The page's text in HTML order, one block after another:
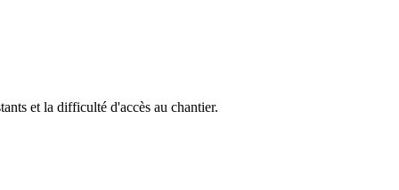
et la difficulté d'accès au chantier.